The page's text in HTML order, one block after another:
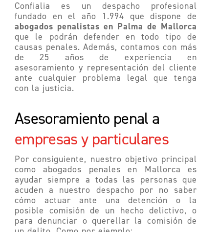
Confialia es un despacho profesional
fundado en el año 1.994 que dispone de
abogados penalistas en Palma de Mallorca
que le podrán defender en todo tipo de
causas penales. Además, contamos con más
de 25 años de experiencia en
asesoramiento y representación del cliente
ante cualquier problema legal que tenga
con la justicia.
Asesoramiento penal a
empresas y particulares
Por consiguiente, nuestro objetivo principal
como abogados penales en Mallorca es
ayudar siempre a todas las personas que
acuden a nuestro despacho por no saber
cómo actuar ante una detención o la
posible comisión de un hecho delictivo, o
para denunciar o querellar la comisión de